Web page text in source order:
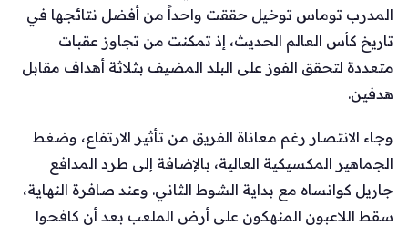
المدرب توماس توخيل حققت واحداً من أفضل نتائجها في
تاريخ كأس العالم الحديث، إذ تمكنت من تجاوز عقبات
متعددة لتحقق الفوز على البلد المضيف بثلاثة أهداف مقابل
هدفين.
وجاء الانتصار رغم معاناة الفريق من تأثير الارتفاع، وضغط
الجماهير المكسيكية العالية، بالإضافة إلى طرد المدافع
جاريل كوانساه مع بداية الشوط الثاني. وعند صافرة النهاية،
سقط اللاعبون المنهكون على أرض الملعب بعد أن كافحوا